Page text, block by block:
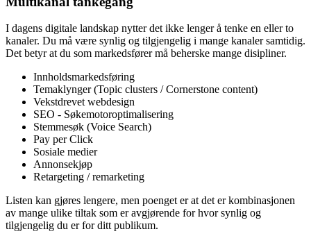
I dagens digitale landskap nytter det ikke lenger å tenke en eller to
kanaler. Du må være synlig og tilgjengelig i mange kanaler samtidig.
Det betyr at du som markedsfører må beherske mange disipliner.
Innholdsmarkedsføring
Temaklynger (Topic clusters / Cornerstone content)
Vekstdrevet webdesign
SEO - Søkemotoroptimalisering
Stemmesøk (Voice Search)
Pay per Click
Sosiale medier
Annonsekjøp
Retargeting / remarketing
Listen kan gjøres lengere, men poenget er at det er kombinasjonen
av mange ulike tiltak som er avgjørende for hvor synlig og
tilgjengelig du er for ditt publikum.